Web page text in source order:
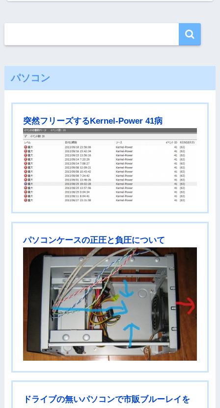
パソコン
突然フリーズするKernel-Power 41病
パソコンケースの正圧と負圧について
ドライブの無いパソコンで市販ブルーレイを